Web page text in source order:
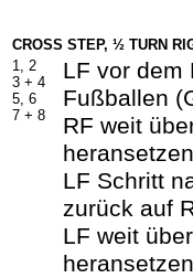
CROSS STEP, ½ TURN
1, 2
3 + 4
5, 6
7 + 8
LF vor dem
Fußballen
RF weit
LF Schritt
zurück auf
LF weit